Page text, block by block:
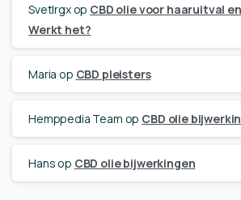
Svetlrgxop CBD olie voor haaruitval
Werkt het?
Maria op CBD pleisters
Hemppedia Team op CBD olie
Hansop CBD olie bijwerkingen